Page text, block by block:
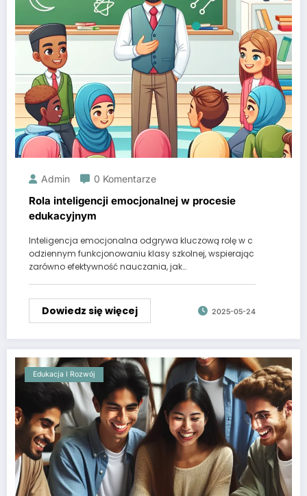
Admin 0 Komentarze
Rola inteligencji emocjonalnej w procesie
edukacyjnym
Inteligencja emocjonalna odgrywa kluczową rolę w c
odziennym funkcjonowaniu klasy szkolnej, wspierając
zarówno efektywność nauczania, jak…
Dowiedz się więcej 2025-05-24
Edukacja I Rozwój